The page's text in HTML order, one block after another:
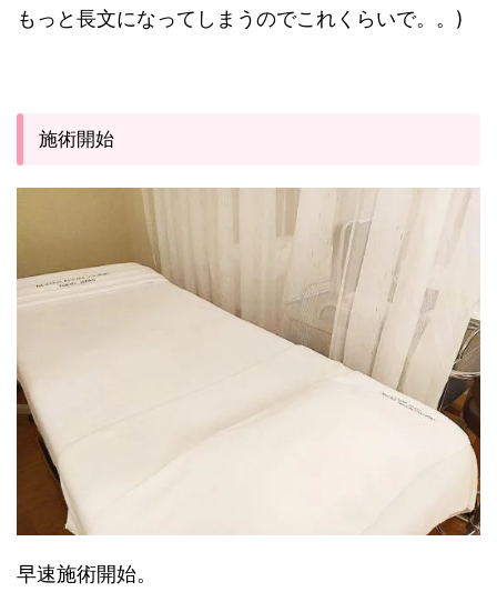
もっと長文になってしまうのでこれくらいで。。)
施術開始
早速施術開始。